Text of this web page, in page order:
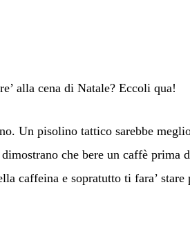
alla cena di Natale? Eccoli qua!
Un pisolino tattico sarebbe
che bere un caffè prima
caffeina e sopratutto ti fara’ stare